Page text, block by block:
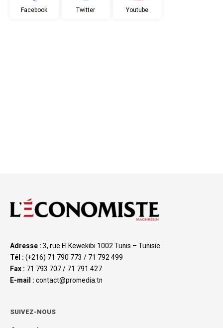
Facebook Twitter Youtube
Adresse : 3, rue El Kewekibi 1002 Tunis – Tunisie
Tél : (+216) 71 790 773 / 71 792 499
Fax : 71 793 707 / 71 791 427
E-mail : contact@promedia.tn
SUIVEZ-NOUS